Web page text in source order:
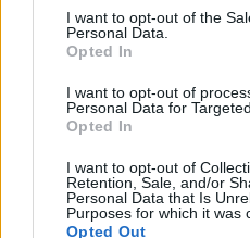
consent section.
I want to opt-out of the
Personal Data.
Opted In
I want to opt-out of
Personal Data for
Opted In
I want to opt-out of
Retention, Sale, and/or
Personal Data that Is
Purposes for which it was
Opted Out
HŐSÉGRIASZTÁST, A
LEGKRITIKUSABB AZ
SZEMPONTJÁBÓL, DE AZ